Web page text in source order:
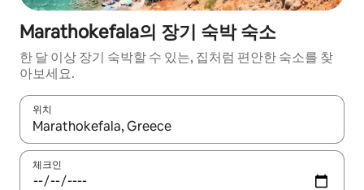
Marathokefala의 장기 숙박 숙소
한 달 이상 장기 숙박할 수 있는, 집처럼 편안한 숙소를 찾
아보세요.
위치
결과가 나오면 위·아래 화살표 키를 사용하거나 터치 또는 스와이
체크인